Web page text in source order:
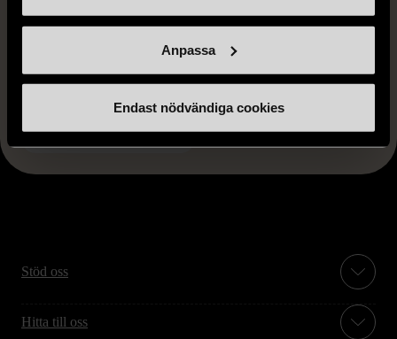
Anpassa
Endast nödvändiga cookies
Arabia Nuutajärv Pentti
Santalahti Glasskål med
249 kr
Stöd oss
Hitta till oss